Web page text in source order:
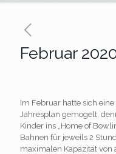
Februar
Im Februar hatte sich
Jahresplan gemogelt,
Kinder ins „Home of
Bahnen für jeweils 2
maximalen Kapazität von